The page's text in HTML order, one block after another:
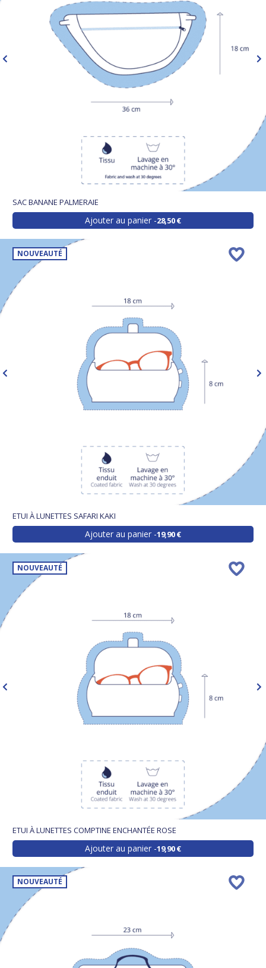
SAC BANANE PALMERAIE
Ajouter au panier 28,50 €
NOUVEAUTÉ
ETUI À LUNETTES SAFARI KAKI
Ajouter au panier 19,90 €
NOUVEAUTÉ
ETUI À LUNETTES COMPTINE ENCHANTÉE ROSE
Ajouter au panier 19,90 €
NOUVEAUTÉ